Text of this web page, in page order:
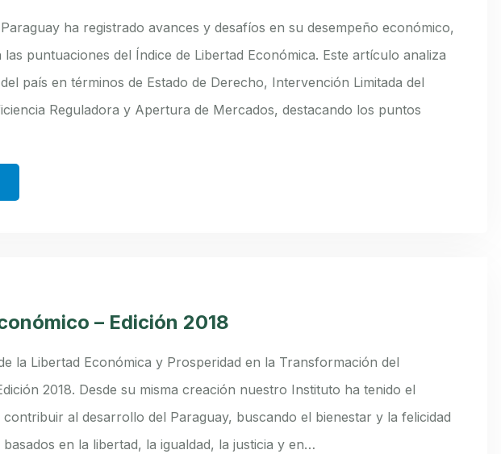
Paraguay ha registrado avances y desafíos en su desempeño económico,
las puntuaciones del Índice de Libertad Económica. Este artículo analiza
país en términos de Estado de Derecho, Intervención Limitada del
Reguladora y Apertura de Mercados, destacando los puntos
– Edición 2018
la Libertad Económica y Prosperidad en la Transformación del
2018. Desde su misma creación nuestro Instituto ha tenido el
al desarrollo del Paraguay, buscando el bienestar y la felicidad
en la libertad, la igualdad, la justicia y en…